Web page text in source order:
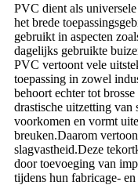
PVC dient als
het brede
gebruikt in aspecten
dagelijks gebruikte
PVC vertoont vele
toepassing in zowel
behoort echter tot
drastische uitzetting van
voorkomen en vormt
breuken.Daarom
slagvastheid.Deze
door toevoeging van
tijdens hun fabricage-